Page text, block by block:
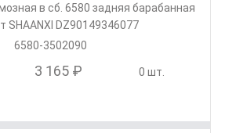
в сб. 6580 задняя барабанная
SHAANXI DZ90149346077
6580-3502090
3 165 ₽ 0 шт.